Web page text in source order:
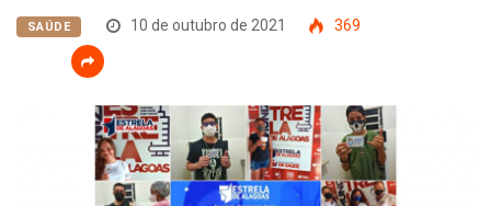
SAÚDE 10 de outubro de 2021 369